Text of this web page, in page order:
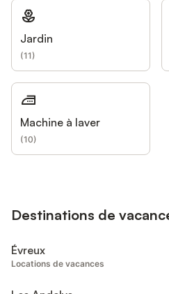
Jardin
(11)
Machine à laver
(10)
Destinations de
Évreux
Locations de vacances